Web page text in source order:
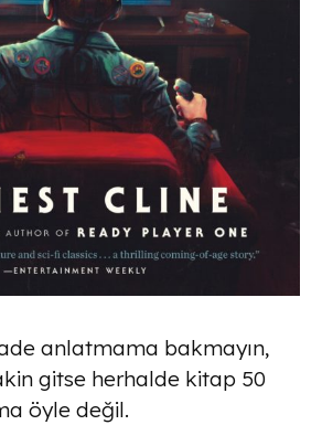
anlatmama bakmayın,
gitse herhalde kitap 50
öyle değil.